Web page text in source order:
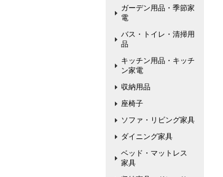
ガーデン用品・季節家
電
バス・トイレ・清掃用
品
キッチン用品・キッチ
ン家電
収納用品
座椅子
ソファ・リビング家具
ダイニング家具
ベッド・マットレス
家具